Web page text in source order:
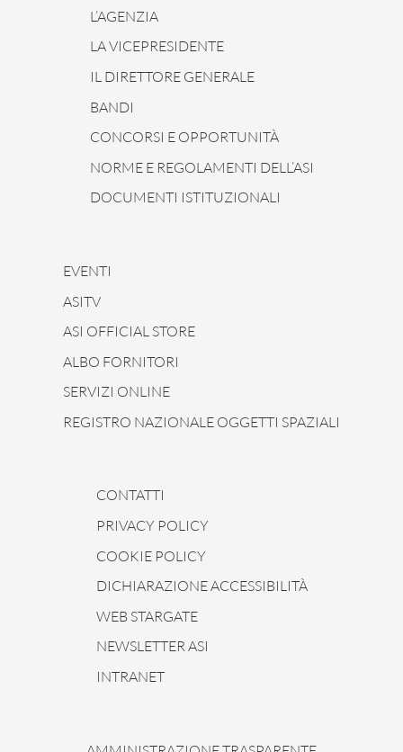
L’AGENZIA
LA VICEPRESIDENTE
IL DIRETTORE GENERALE
BANDI
CONCORSI E OPPORTUNITÀ
NORME E REGOLAMENTI DELL’ASI
DOCUMENTI ISTITUZIONALI
EVENTI
ASITV
ASI OFFICIAL STORE
ALBO FORNITORI
SERVIZI ONLINE
REGISTRO NAZIONALE OGGETTI SPAZIALI
CONTATTI
PRIVACY POLICY
COOKIE POLICY
DICHIARAZIONE ACCESSIBILITÀ
WEB STARGATE
NEWSLETTER ASI
INTRANET